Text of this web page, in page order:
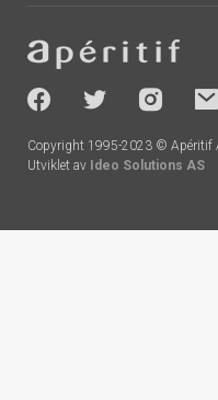
-
socials
Copyright 1995-2023 © Apéritif
Utviklet av Ideo Solutions AS